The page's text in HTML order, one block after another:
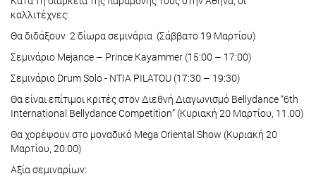
καλλιτέχνες:
Θα διδάξουν 2 δίωρα σεμινάρια (Σάββατο 19 Μαρτίου)
Σεμινάριo Mejance – Prince Kayammer (15:00 – 17:00)
Σεμινάριο Drum Solo - NTIA PILATOU (17:30 – 19:30)
Θα είναι επίτιμοι κριτές στον Διεθνή Διαγωνισμό Bellydance “6th
International Bellydance Competition” (Κυριακή 20 Μαρτίου, 11.00)
Θα χορέψουν στο μοναδικό Mega Oriental Show (Κυριακή 20
Μαρτίου, 20.00)
Αξία σεμιναρίων: